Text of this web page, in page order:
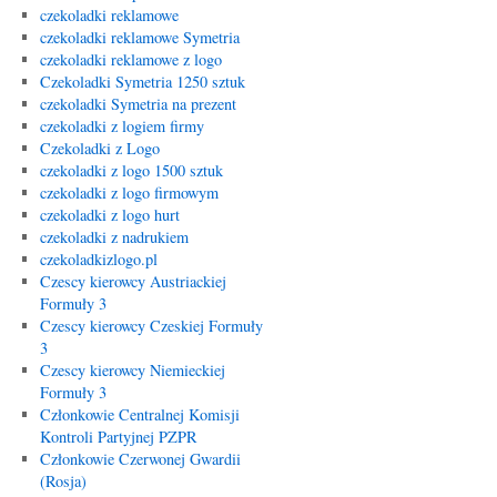
czekoladki reklamowe
czekoladki reklamowe Symetria
czekoladki reklamowe z logo
Czekoladki Symetria 1250 sztuk
czekoladki Symetria na prezent
czekoladki z logiem firmy
Czekoladki z Logo
czekoladki z logo 1500 sztuk
czekoladki z logo firmowym
czekoladki z logo hurt
czekoladki z nadrukiem
czekoladkizlogo.pl
Czescy kierowcy Austriackiej
Formuły 3
Czescy kierowcy Czeskiej Formuły
3
Czescy kierowcy Niemieckiej
Formuły 3
Członkowie Centralnej Komisji
Kontroli Partyjnej PZPR
Członkowie Czerwonej Gwardii
(Rosja)